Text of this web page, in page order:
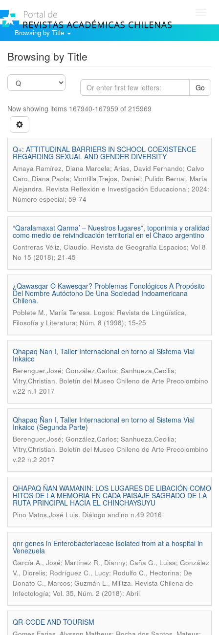
Browsing by Title
Browsing by Title
Go
Now showing items 167940-167959 of 215969
Q+: ATTITUDINAL BARRIERS IN SCHOOL COEXISTENCE
REGARDING SEXUAL AND GENDER DIVERSITY
Amaya Ramírez, Diana Marcela; Arias, David Fernando; Calvo
Caro, Diana Paola; Montilla Trejos, Daniel; Pulido Bernal, María
Alejandra. Revista Reflexión e Investigación Educacional; 2024:
Número especial; 59-74
“Qaralamaxat Qarma’ – Nuestros lugares”, toponimia y oralidad
como medio de reivindicación territorial en el Chaco argentino
Contreras Véliz, Claudio. Revista de Geografía Espacios; Vol 8
No 15 (2018); 21-45
¿Qawasqar O Kawesqar? Problemas Fonológicos A Propósito
Del Nombre Autóctono De Una Sociedad Indoamericana
Chilena.
Poblete M., María Teresa. Logos: Revista de Lingüística,
Filosofía y Literatura; Núm. 8 (1998); 15-25
Qhapaq Nan I, Taller Internacional en torno al Sistema Vial
Inkaico
Berenguer,José; González,Carlos; Sanhueza,Cecilia;
Vitry,Christian. Boletín del Museo Chileno de Arte Precolombino
v.22 n.1 2017
Qhapaq Ñan I, Taller Internacional en torno al Sistema Vial
Inkaico (Segunda Parte)
Berenguer,José; González,Carlos; Sanhueza,Cecilia;
Vitry,Christian. Boletín del Museo Chileno de Arte Precolombino
v.22 n.2 2017
QHAPAQ ÑAN WAMANIN: LOS LUGARES DE LIBACIÓN COMO
HITOS DE LA MEMORIA EN CADA PAISAJE SAGRADO DE LA
RUTA PRINCIPAL HACIA EL CHINCHAYSUYU
Pino Matos,José Luis. Diálogo andino n.49 2016
qnr genes in Enterobacteriaceae isolated from at a hospital in
Venezuela
García A., José; Martínez R., Dianny; Caña G., Luisa; González
V., Diorelis; Rodríguez C., Lucy; Rodulfo C., Hectorina; De
Donato C., Marcos; Guzmán L., Militza. Revista Chilena de
Infectología; Vol. 35, Núm. 2 (2018): Abril
QR-CODE AND TOURISM